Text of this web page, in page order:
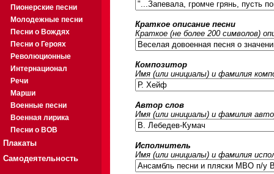
Пионерские песни
Молодежные песни
Песни о Вождях
Песни о Героях
Революционные
Интернационал
Речи
Марши
Военные песни
Военная лирика
Песни о ВОВ
Плакаты
Самодеятельность
Краткое описание песни
Краткое (не более 200 символов)
Композитор
Имя (или инициалы) и фамилия
Автор слов
Имя (или инициалы) и фамилия
Исполнитель
Имя (или инициалы) и фамилия